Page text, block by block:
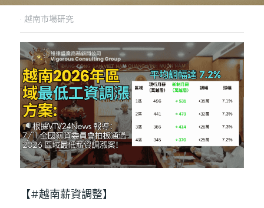
· 越南市場研究
【#越南薪資調整】